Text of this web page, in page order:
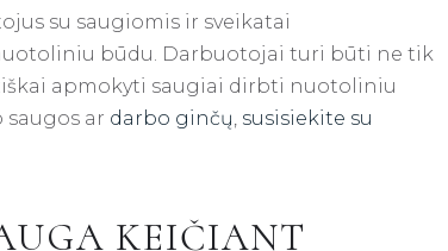
su saugiomis ir sveikatai
būdu. Darbuotojai turi būti ne tik
apmokyti saugiai dirbti nuotoliniu
ar darbo ginčų, susisiekite su
KEIČIANT